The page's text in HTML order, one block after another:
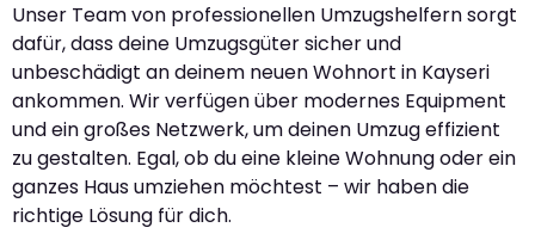
Unser Team von professionellen Umzugshelfern sorgt
dafür, dass deine Umzugsgüter sicher und
unbeschädigt an deinem neuen Wohnort in Kayseri
ankommen. Wir verfügen über modernes Equipment
und ein großes Netzwerk, um deinen Umzug effizient
zu gestalten. Egal, ob du eine kleine Wohnung oder ein
ganzes Haus umziehen möchtest – wir haben die
richtige Lösung für dich.